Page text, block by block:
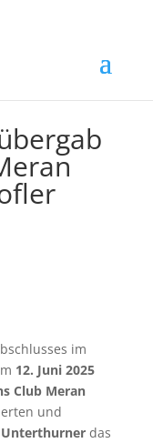
im
12. Juni 2025
Club Meran
und
das